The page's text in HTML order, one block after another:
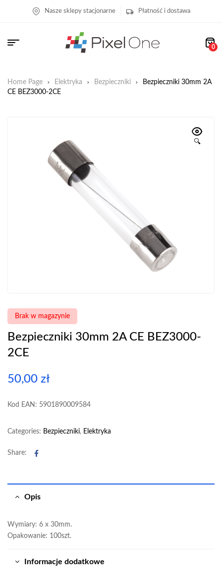
Nasze sklepy stacjonarne Płatność i dostawa
0
Home Page Elektryka Bezpieczniki
Bezpieczniki 30mm 2A
CE BEZ3000-2CE
🔍
Brak w magazynie
Bezpieczniki 30mm 2A CE BEZ3000-
2CE
50,00 zł
Kod EAN: 5901890009584
Categories: Bezpieczniki, Elektryka
Share: Facebook
Opis
Wymiary: 6 x 30mm.
Opakowanie: 100szt.
Informacje dodatkowe